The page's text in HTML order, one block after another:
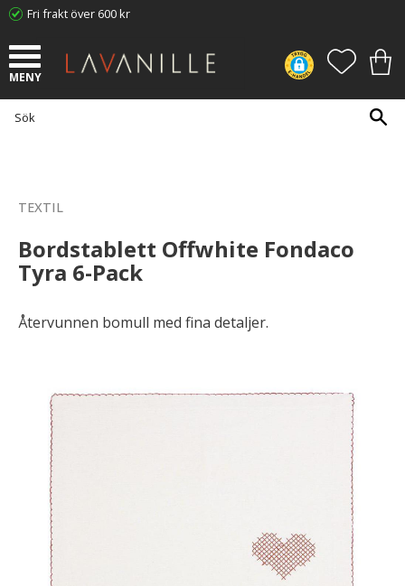
Fri frakt över 600 kr
TEXTIL
Bordstablett Offwhite Fondaco
Tyra 6-Pack
Återvunnen bomull med fina detaljer.